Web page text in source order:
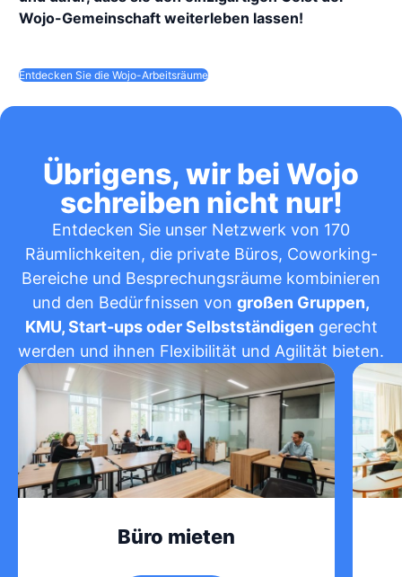
Wojo-Gemeinschaft weiterleben lassen!
Entdecken Sie die Wojo-Arbeitsräume
Übrigens, wir bei Wojo
schreiben nicht nur!
Entdecken Sie unser Netzwerk von 170
Räumlichkeiten, die private Büros, Coworking-
Bereiche und Besprechungsräume kombinieren
und den Bedürfnissen von großen Gruppen,
KMU, Start-ups oder Selbstständigen gerecht
werden und ihnen Flexibilität und Agilität bieten.
Büro mieten